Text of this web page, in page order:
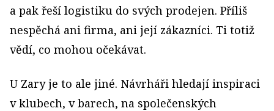
a pak řeší logistiku do svých prodejen. Příliš
nespěchá ani firma, ani její zákazníci. Ti totiž
vědí, co mohou očekávat.
U Zary je to ale jiné. Návrháři hledají inspiraci
v klubech, v barech, na společenských